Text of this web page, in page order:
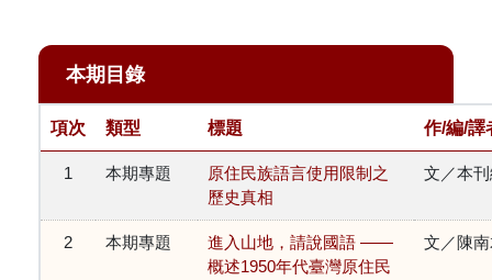
本期目錄
項次 類型 標題 作/編/譯
1 本期專題
原住民族語言使用限制之
歷史真相
文／本
2 本期專題
進入山地，請說國語 ——
概述1950年代臺灣原住民
文／陳